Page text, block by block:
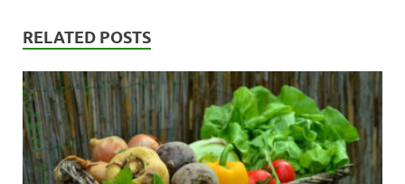
RELATED POSTS